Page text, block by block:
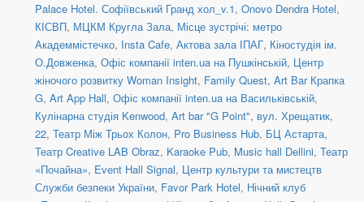
Palace Hotel. Софіївський Гранд хол_v.1, Onovo Dendra Hotel,
КІСВП, МЦКМ Кругла Зала, Місце зустрічі: метро
Академмістечко, Insta Cafe, Актова зала ІПАГ, Кіностудія ім.
О.Довженка, Офіс компанії inten.ua на Пушкінській, Центр
жіночого розвитку Woman Insight, Family Quest, Art Bar Крапка
G, Art App Hall, Офіс компанії inten.ua на Васильківській,
Кулінарна студія Kenwood, Art bar "G Point", вул. Хрещатик,
22, Театр Між Трьох Колон, Pro Business Hub, БЦ Астарта,
Театр Creative LAB Obraz, Karaoke Pub, Music hall Dellini, Театр
«Почайна», Event Hall Signal, Центр культури та мистецтв
Служби безпеки України, Favor Park Hotel, Нічний клуб